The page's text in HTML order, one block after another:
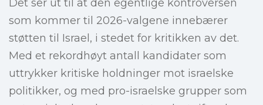
Det ser ut til at den egentlige kontroversen
som kommer til 2026-valgene innebærer
støtten til Israel, i stedet for kritikken av det.
Med et rekordhøyt antall kandidater som
uttrykker kritiske holdninger mot israelske
politikker, og med pro-israelske grupper som